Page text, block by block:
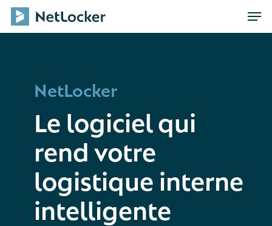
Skip
main
NetLocker
Le logiciel qui
rend votre
logistique interne
intelligente